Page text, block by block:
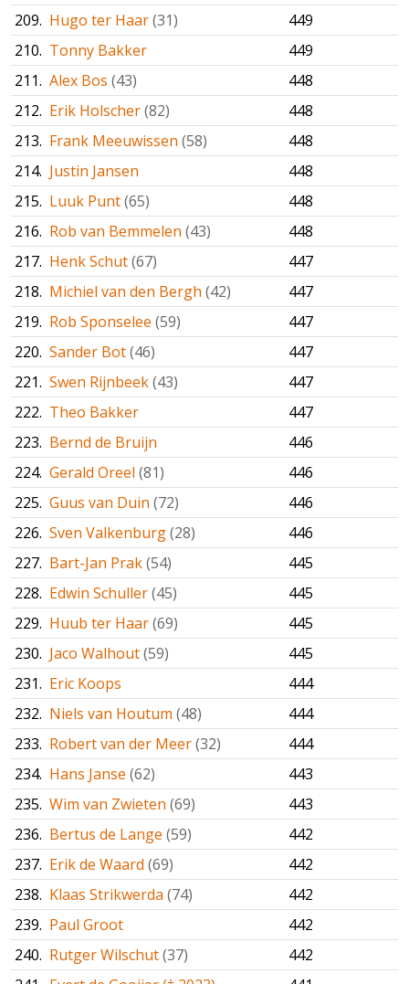
209. Hugo ter Haar(31)
449
210. Tonny Bakker
449
211. Alex Bos (43)
448
212. Erik Holscher(82)
448
213. Frank Meeuwissen (58)
448
214. Justin Jansen
448
215. Luuk Punt(65)
448
216. Rob van Bemmelen (43)
448
217. Henk Schut(67)
447
218. Michiel van den Bergh (42)
447
219. Rob Sponselee (59)
447
220. Sander Bot(46)
447
221. Swen Rijnbeek(43)
447
222. Theo Bakker
447
223. Bernd de Bruijn
446
224. Gerald Oreel (81)
446
225. Guus van Duin (72)
446
226. Sven Valkenburg(28)
446
227. Bart-Jan Prak(54)
445
228. Edwin Schuller(45)
445
229. Huub ter Haar(69)
445
230. Jaco Walhout(59)
445
231. Eric Koops
444
232. Niels van Houtum (48)
444
233. Robert van der Meer(32)
444
234. Hans Janse (62)
443
235. Wim van Zwieten (69)
443
236. Bertus de Lange (59)
442
237. Erik de Waard (69)
442
238. Klaas Strikwerda (74)
442
239. Paul Groot
442
240. Rutger Wilschut(37)
442